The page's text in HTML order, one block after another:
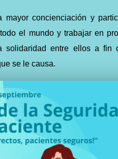
mayor concienciación y
el mundo y trabajar en
solidaridad entre ellos a fin
se le causa.